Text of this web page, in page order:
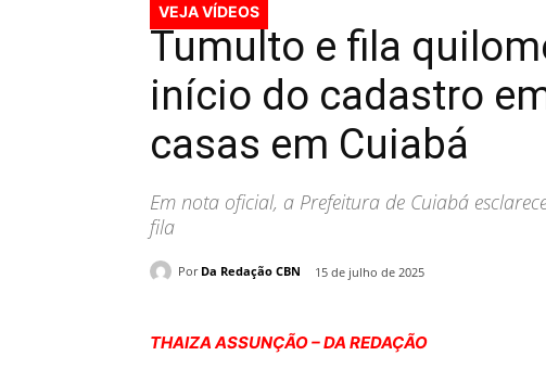
VEJA VÍDEOS
Tumulto e fila
início do cadastro
casas em Cuiabá
Em nota oficial, a Prefeitura de Cuiabá
fila
Por Da Redação CBN 15 de julho de 2025
THAIZA ASSUNÇÃO – DA REDAÇÃO